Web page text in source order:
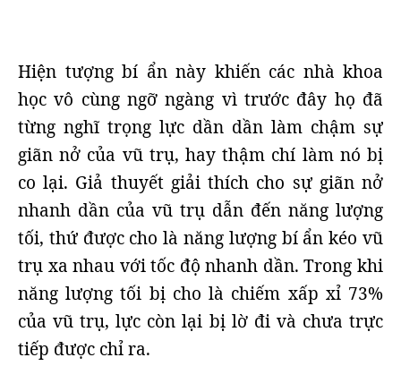
Hiện tượng bí ẩn này khiến các nhà khoa
học vô cùng ngỡ ngàng vì trước đây họ đã
từng nghĩ trọng lực dần dần làm chậm sự
giãn nở của vũ trụ, hay thậm chí làm nó bị
co lại. Giả thuyết giải thích cho sự giãn nở
nhanh dần của vũ trụ dẫn đến năng lượng
tối, thứ được cho là năng lượng bí ẩn kéo vũ
trụ xa nhau với tốc độ nhanh dần. Trong khi
năng lượng tối bị cho là chiếm xấp xỉ 73%
của vũ trụ, lực còn lại bị lờ đi và chưa trực
tiếp được chỉ ra.